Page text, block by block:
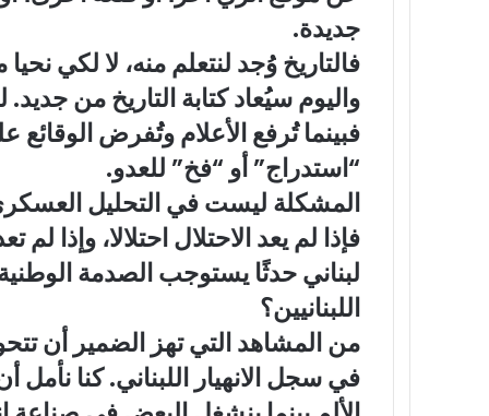
جديدة.
فالتاريخ وُجد لنتعلم منه، لا لكي
واليوم سيُعاد كتابة التاريخ من
فبينما تُرفع الأعلام وتُفرض
“استدراج” أو “فخ” للعدو.
المشكلة ليست في التحليل
فإذا لم يعد الاحتلال احتلالا،
لبناني حدثًا يستوجب الصدمة
اللبنانيين؟
من المشاهد التي تهز الضمير أن
في سجل الانهيار اللبناني. كنا